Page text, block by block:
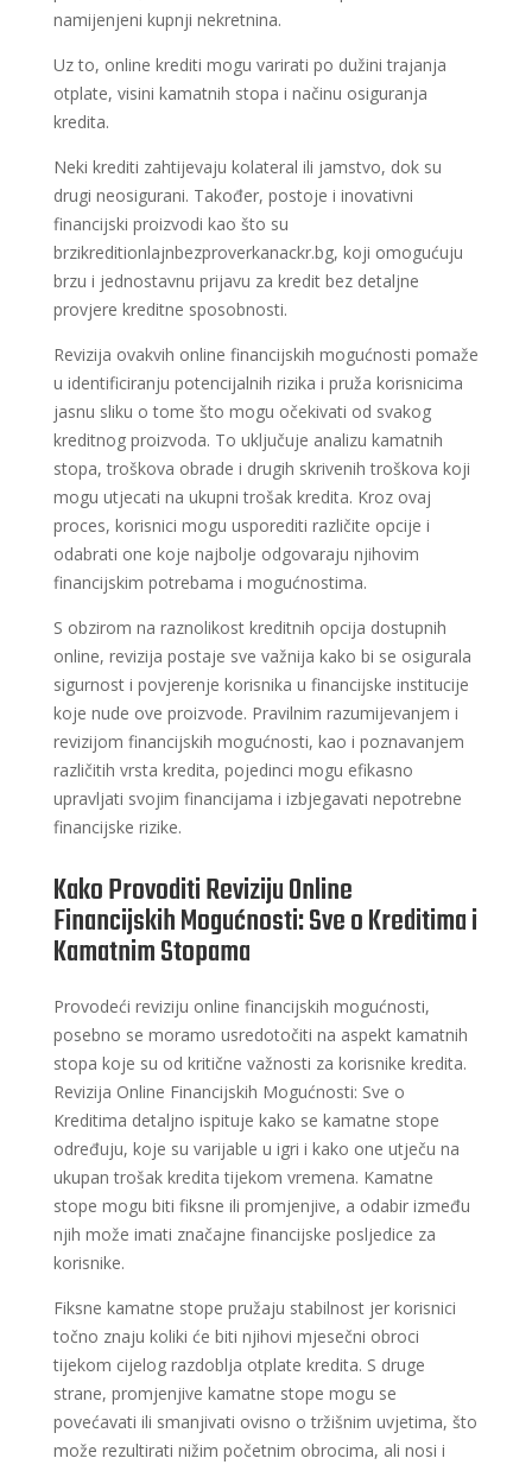
namijenjeni kupnji nekretnina.
Uz to, online krediti mogu varirati po dužini trajanja
otplate, visini kamatnih stopa i načinu osiguranja
kredita.
Neki krediti zahtijevaju kolateral ili jamstvo, dok su
drugi neosigurani. Također, postoje i inovativni
financijski proizvodi kao što su
brzikreditionlajnbezproverkanackr.bg, koji omogućuju
brzu i jednostavnu prijavu za kredit bez detaljne
provjere kreditne sposobnosti.
Revizija ovakvih online financijskih mogućnosti pomaže
u identificiranju potencijalnih rizika i pruža korisnicima
jasnu sliku o tome što mogu očekivati od svakog
kreditnog proizvoda. To uključuje analizu kamatnih
stopa, troškova obrade i drugih skrivenih troškova koji
mogu utjecati na ukupni trošak kredita. Kroz ovaj
proces, korisnici mogu usporediti različite opcije i
odabrati one koje najbolje odgovaraju njihovim
financijskim potrebama i mogućnostima.
S obzirom na raznolikost kreditnih opcija dostupnih
online, revizija postaje sve važnija kako bi se osigurala
sigurnost i povjerenje korisnika u financijske institucije
koje nude ove proizvode. Pravilnim razumijevanjem i
revizijom financijskih mogućnosti, kao i poznavanjem
različitih vrsta kredita, pojedinci mogu efikasno
upravljati svojim financijama i izbjegavati nepotrebne
financijske rizike.
Kako Provoditi Reviziju Online
Financijskih Mogućnosti: Sve o Kreditima i
Kamatnim Stopama
Provodeći reviziju online financijskih mogućnosti,
posebno se moramo usredotočiti na aspekt kamatnih
stopa koje su od kritične važnosti za korisnike kredita.
Revizija Online Financijskih Mogućnosti: Sve o
Kreditima detaljno ispituje kako se kamatne stope
određuju, koje su varijable u igri i kako one utječu na
ukupan trošak kredita tijekom vremena. Kamatne
stope mogu biti fiksne ili promjenjive, a odabir između
njih može imati značajne financijske posljedice za
korisnike.
Fiksne kamatne stope pružaju stabilnost jer korisnici
točno znaju koliki će biti njihovi mjesečni obroci
tijekom cijelog razdoblja otplate kredita. S druge
strane, promjenjive kamatne stope mogu se
povećavati ili smanjivati ovisno o tržišnim uvjetima, što
može rezultirati nižim početnim obrocima, ali nosi i